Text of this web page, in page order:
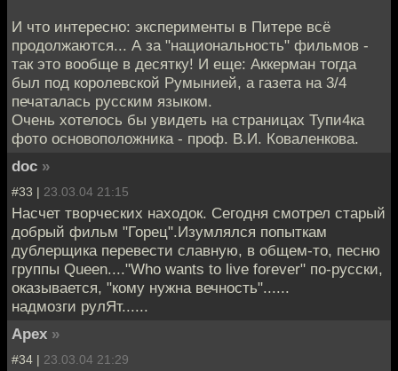
И что интересно: эксперименты в Питере всё
продолжаются... А за "национальность" фильмов -
так это вообще в десятку! И еще: Аккерман тогда
был под королевской Румынией, а газета на 3/4
печаталась русским языком.
Очень хотелось бы увидеть на страницах Тупи4ка
фото основоположника - проф. В.И. Коваленкова.
doc »
#33 | 23.03.04 21:15
Насчет творческих находок. Сегодня смотрел старый
добрый фильм "Горец".Изумлялся попыткам
дублерщика перевести славную, в общем-то, песню
группы Queen...."Who wants to live forever" по-русски,
оказывается, "кому нужна вечность"......
надмозги рулЯт......
Apex »
#34 | 23.03.04 21:29